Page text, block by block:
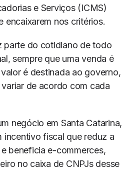
e Serviços (ICMS)
encaixarem nos critérios.
parte do cotidiano de todo
sempre que uma venda é
é destinada ao governo,
de acordo com cada
negócio em Santa Catarina,
incentivo fiscal que reduz a
beneficia e-commerces,
no caixa de CNPJs desse